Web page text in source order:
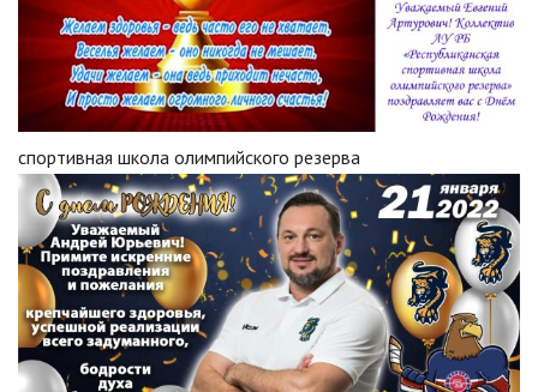
спортивная школа олимпийского резерва